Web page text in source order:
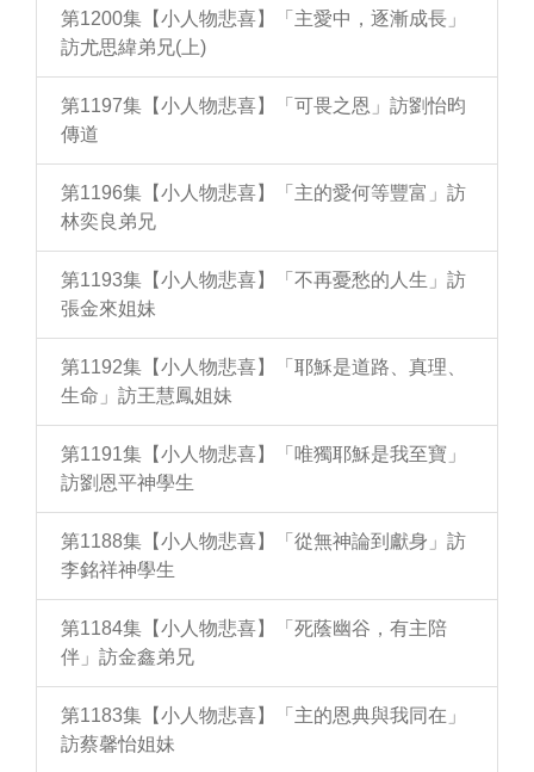
第1200集【小人物悲喜】「主愛中，逐漸成長」
訪尤思緯弟兄(上)
第1197集【小人物悲喜】「可畏之恩」訪劉怡昀
傳道
第1196集【小人物悲喜】「主的愛何等豐富」訪
林奕良弟兄
第1193集【小人物悲喜】「不再憂愁的人生」訪
張金來姐妹
第1192集【小人物悲喜】「耶穌是道路、真理、
生命」訪王慧鳳姐妹
第1191集【小人物悲喜】「唯獨耶穌是我至寶」
訪劉恩平神學生
第1188集【小人物悲喜】「從無神論到獻身」訪
李銘祥神學生
第1184集【小人物悲喜】「死蔭幽谷，有主陪
伴」訪金鑫弟兄
第1183集【小人物悲喜】「主的恩典與我同在」
訪蔡馨怡姐妹